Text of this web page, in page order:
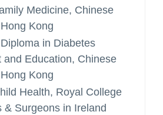
Medicine, Chinese
Kong
in Diabetes
and Education, Chinese
Kong
Health, Royal College
& Surgeons in Ireland